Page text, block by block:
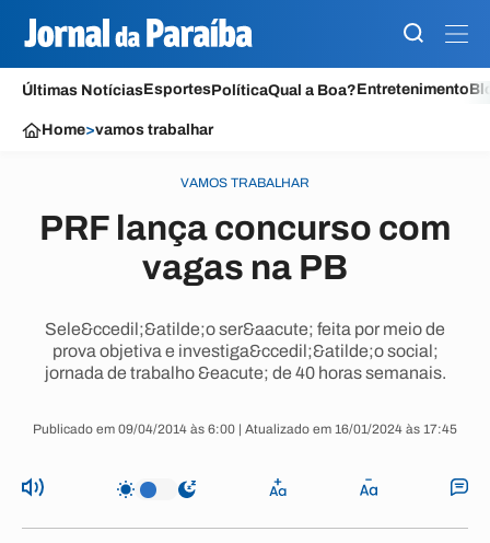
Últimas NotíciasEsportesPolíticaQual a Boa?Entretenimento
Home>vamos trabalhar
VAMOS TRABALHAR
PRF lança concurso com
vagas na PB
Sele&ccedil;&atilde;o ser&aacute; feita por meio de
prova objetiva e investiga&ccedil;&atilde;o social;
jornada de trabalho &eacute; de 40 horas semanais.
Publicado em 09/04/2014 às 6:00 | Atualizado em 16/01/2024 às 17:45